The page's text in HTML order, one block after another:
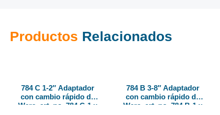
Productos Relacionados
784 C 1-2″ Adaptador
con cambio rápido de
Wera, art. no. 784 C-1 x
784 B 3-8″ Adaptador
con cambio rápido de
Wera, art. no. 784 B-1 x